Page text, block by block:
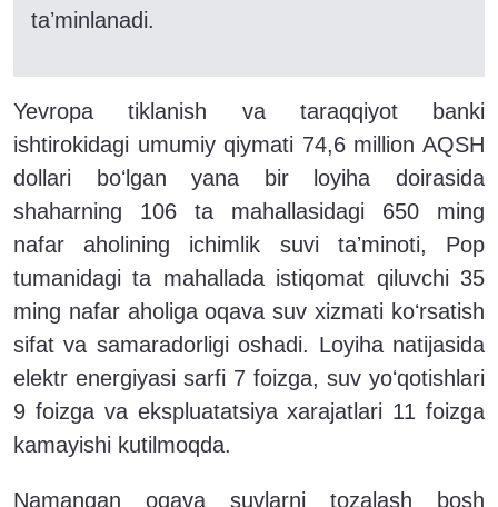
taʼminlanadi.
Yevropa tiklanish va taraqqiyot banki
ishtirokidagi umumiy qiymati 74,6 million AQSH
dollari boʻlgan yana bir loyiha doirasida
shaharning 106 ta mahallasidagi 650 ming
nafar aholining ichimlik suvi taʼminoti, Pop
tumanidagi ta mahallada istiqomat qiluvchi 35
ming nafar aholiga oqava suv xizmati koʻrsatish
sifat va samaradorligi oshadi. Loyiha natijasida
elektr energiyasi sarfi 7 foizga, suv yoʻqotishlari
9 foizga va ekspluatatsiya xarajatlari 11 foizga
kamayishi kutilmoqda.
Namangan oqava suvlarni tozalash bosh